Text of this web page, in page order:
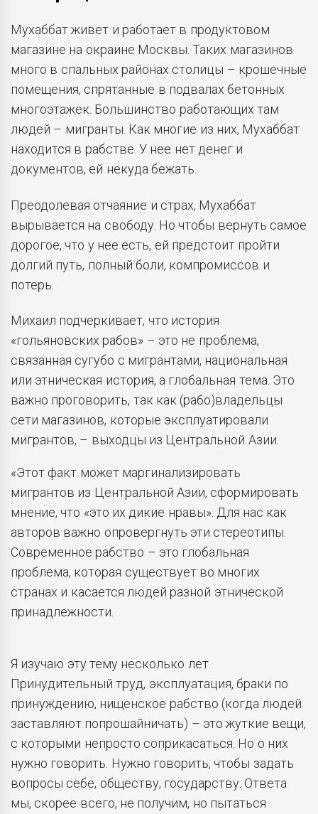
Мухаббат живет и работает в продуктовом
магазине на окраине Москвы. Таких магазинов
много в спальных районах столицы – крошечные
помещения, спрятанные в подвалах бетонных
многоэтажек. Большинство работающих там
людей – мигранты. Как многие из них, Мухаббат
находится в рабстве. У нее нет денег и
документов, ей некуда бежать.
Преодолевая отчаяние и страх, Мухаббат
вырывается на свободу. Но чтобы вернуть самое
дорогое, что у нее есть, ей предстоит пройти
долгий путь, полный боли, компромиссов и
потерь.
Михаил подчеркивает, что история
«гольяновских рабов» – это не проблема,
связанная сугубо с мигрантами, национальная
или этническая история, а глобальная тема. Это
важно проговорить, так как (рабо)владельцы
сети магазинов, которые эксплуатировали
мигрантов, – выходцы из Центральной Азии.
«Этот факт может маргинализировать
мигрантов из Центральной Азии, сформировать
мнение, что «это их дикие нравы». Для нас как
авторов важно опровергнуть эти стереотипы.
Современное рабство – это глобальная
проблема, которая существует во многих
странах и касается людей разной этнической
принадлежности.
Я изучаю эту тему несколько лет.
Принудительный труд, эксплуатация, браки по
принуждению, нищенское рабство (когда людей
заставляют попрошайничать) – это жуткие вещи,
с которыми непросто соприкасаться. Но о них
нужно говорить. Нужно говорить, чтобы задать
вопросы себе, обществу, государству. Ответа
мы, скорее всего, не получим, но пытаться